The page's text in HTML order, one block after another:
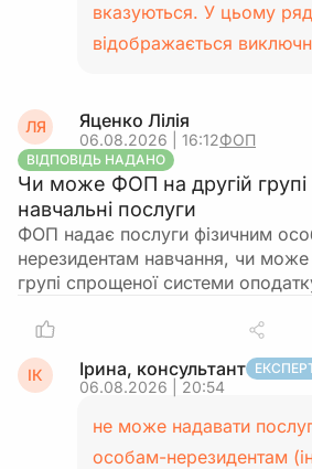
вказуються. У цьому
відображається
ЛЯ Яценко Лілія
06.08.2026 | 16:12ФОП
ВІДПОВІДЬ НАДАНО
Чи може ФОП на другій групі
навчальні послуги
ФОП надає послуги фізичним
нерезидентам навчання, чи
групі спрощеної системи
ІК Ірина, консультант
06.08.2026 | 20:54
не може надавати
особам-нерезидентам